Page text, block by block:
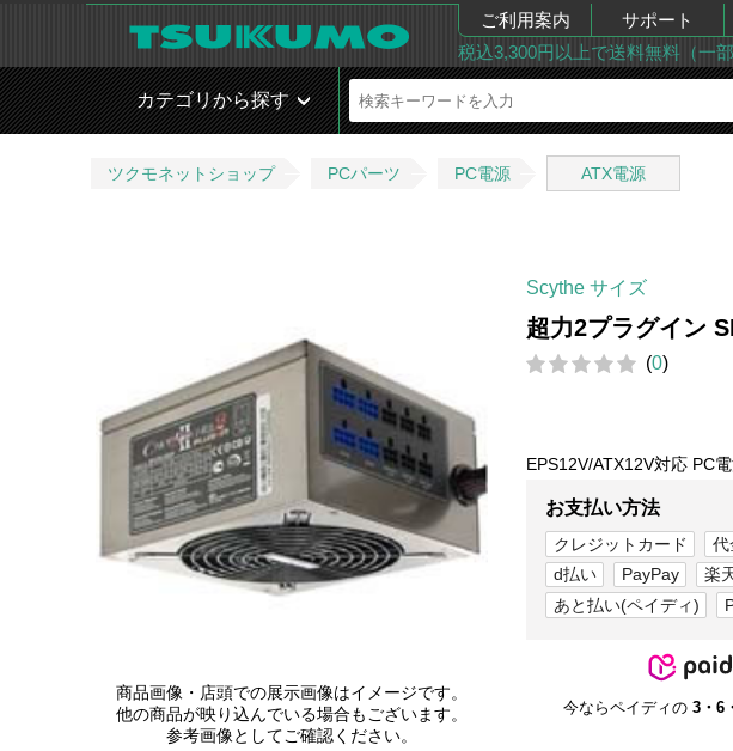
ご利用案内 サポート
税込3,300円以上で送料無料（一
カテゴリから探す
ツクモネットショップ PCパーツ PC電源 ATX電源
商品画像・店頭での展示画像はイメージです。
他の商品が映り込んでいる場合もございます。
参考画像としてご確認ください。
Scythe サイズ
超力2プラグイン
(0)
EPS12V/ATX12V対応 PC
お支払い方法
クレジットカード 代
d払い
PayPay 楽
あと払い(ペイディ)
今ならペイディの 3・6